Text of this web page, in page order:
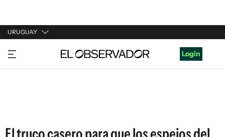
URUGUAY
URUGUAY
ARGENTINA
Login